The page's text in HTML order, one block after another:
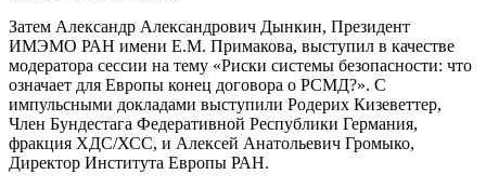
Затем Александр Александрович Дынкин, Президент
ИМЭМО РАН имени Е.М. Примакова, выступил в качестве
модератора сессии на тему «Риски системы безопасности: что
означает для Европы конец договора о РСМД?». С
импульсными докладами выступили Родерих Кизеветтер,
Член Бундестага Федеративной Республики Германия,
фракция ХДС/ХСС, и Алексей Анатольевич Громыко,
Директор Института Европы РАН.